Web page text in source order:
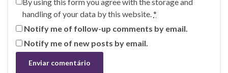
handling of your data by this website.*
Notify me of follow-up comments by email.
Notify me of new posts by email.